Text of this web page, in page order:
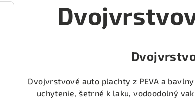
Dvojvrstvové auto plachty z PEVA a
uchytenie, šetrné k laku, vodoodolný